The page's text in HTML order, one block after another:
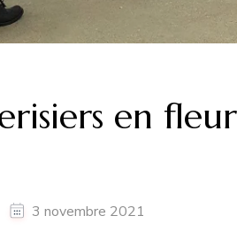
en
3 novembre 2021